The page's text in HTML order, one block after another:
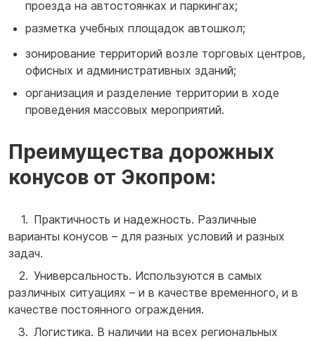
проезда на автостоянках и паркингах;
разметка учебных площадок автошкол;
зонирование территорий возле торговых центров,
офисных и административных зданий;
организация и разделение территории в ходе
проведения массовых мероприятий.
Преимущества дорожных
конусов от Экопром:
Практичность и надежность. Различные
варианты конусов – для разных условий и разных
задач.
Универсальность. Используются в самых
различных ситуациях – и в качестве временного, и в
качестве постоянного ограждения.
Логистика. В наличии на всех региональных